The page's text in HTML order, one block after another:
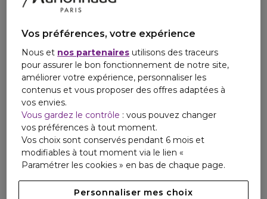
Vos préférences, votre expérience
Nous et nos partenaires utilisons des traceurs
pour assurer le bon fonctionnement de notre site,
améliorer votre expérience, personnaliser les
contenus et vous proposer des offres adaptées à
vos envies.
Vous gardez le contrôle : vous pouvez changer
vos préférences à tout moment.
Vos choix sont conservés pendant 6 mois et
modifiables à tout moment via le lien «
Paramétrer les cookies » en bas de chaque page.
Personnaliser mes choix